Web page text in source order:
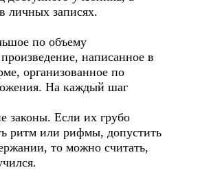
личных записях.
по объему
написанное в
организованное по
На каждый шаг
законы. Если их грубо
ритм или рифмы, допустить
то можно считать,